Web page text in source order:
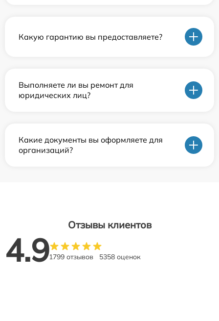
Какую гарантию вы предоставляете?
Выполняете ли вы ремонт для
юридических лиц?
Какие документы вы оформляете для
организаций?
Отзывы клиентов
4.91799 отзывов 5358 оценок